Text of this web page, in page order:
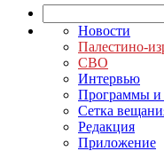
Новости
Палестино-
СВО
Интервью
Программы и
Сетка
Редакция
Приложение